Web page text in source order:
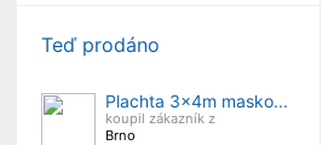
Teď prodáno
Plachta 3x4m masko...
koupil zákazník z
Brno